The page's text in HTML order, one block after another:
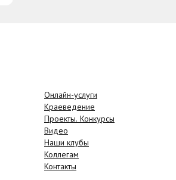
Онлайн-услуги
Краеведение
Проекты. Конкурсы
Видео
Наши клубы
Коллегам
Контакты